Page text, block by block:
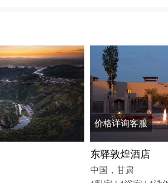
价格详询客服
东驿敦煌酒店
中国，甘肃